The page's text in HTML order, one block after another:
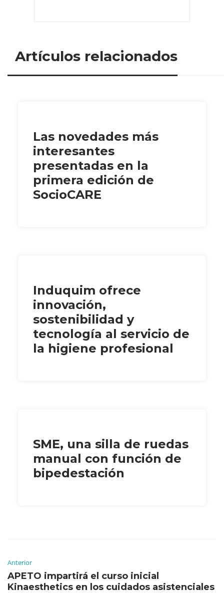
Artículos relacionados
Las novedades más
interesantes
presentadas en la
primera edición de
SocioCARE
Induquim ofrece
innovación,
sostenibilidad y
tecnología al servicio de
la higiene profesional
SME, una silla de ruedas
manual con función de
bipedestación
Anterior
APETO impartirá el curso inicial
Kinaesthetics en los cuidados asistenciales